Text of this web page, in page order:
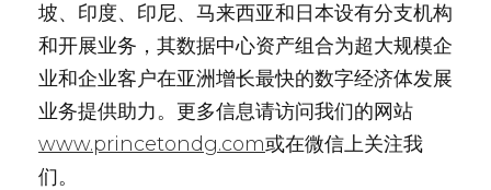
坡、印度、印尼、马来西亚和日本设有分支机构
和开展业务，其数据中心资产组合为超大规模企
业和企业客户在亚洲增长最快的数字经济体发展
业务提供助力。更多信息请访问我们的网站
www.princetondg.com或在微信上关注我
们。